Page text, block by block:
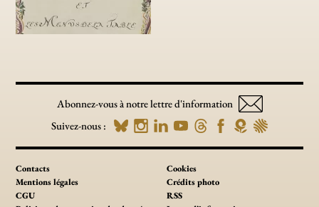
Abonnez-vous à notre lettre d'information
Suivez-nous :
Contacts
Mentions légales
CGU
Cookies
Crédits photo
RSS